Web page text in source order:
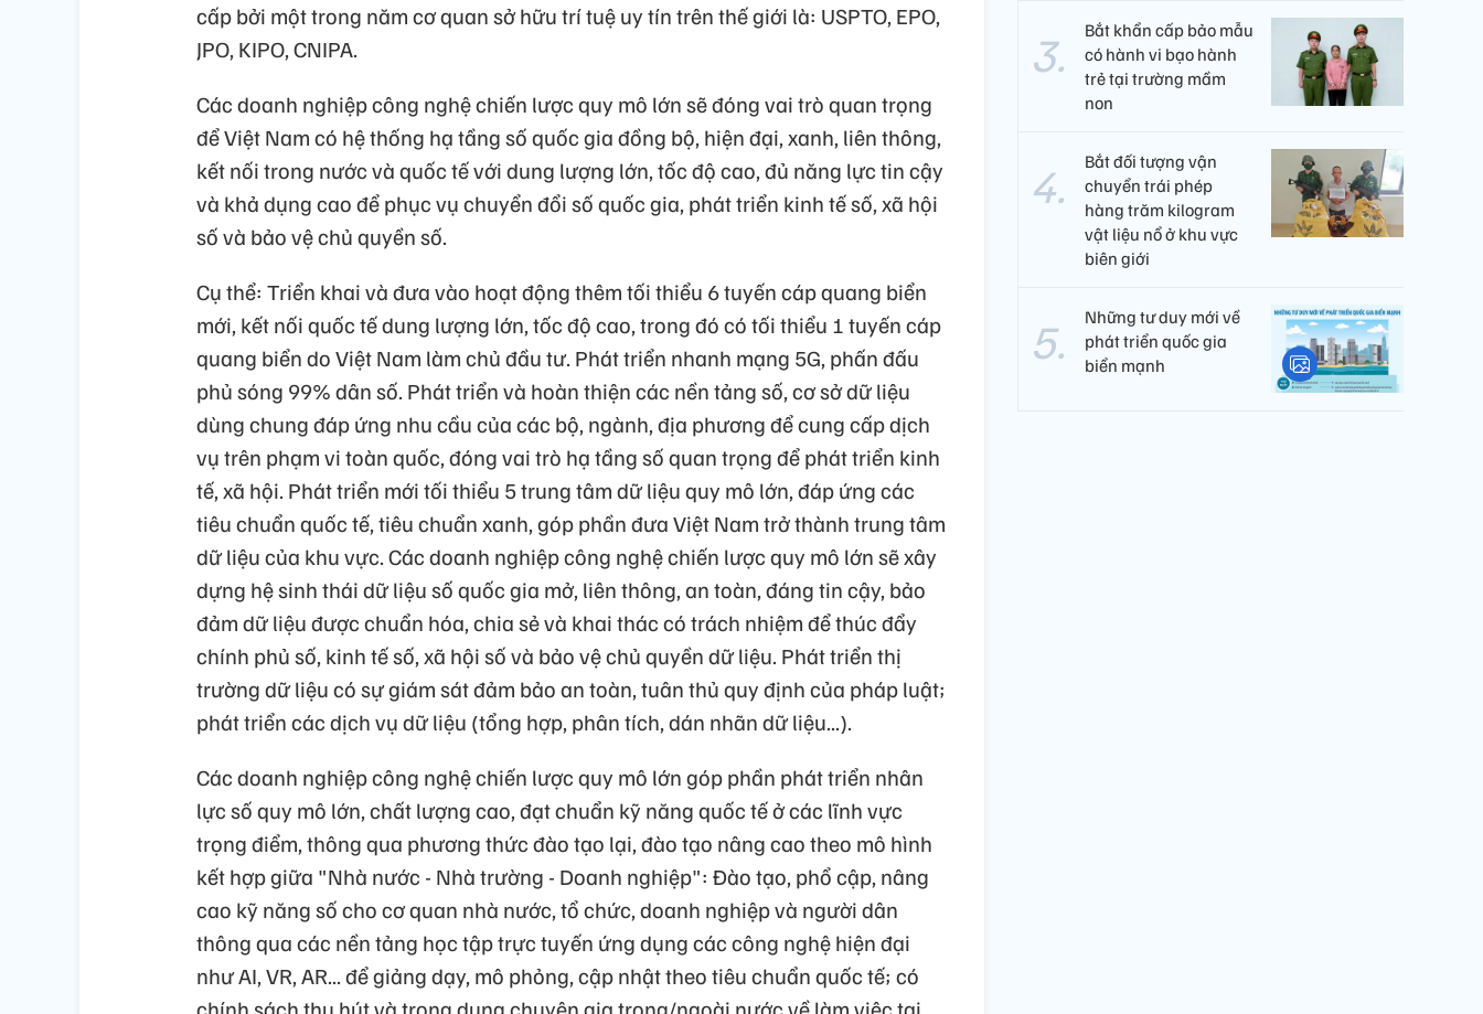
cấp bởi một trong năm cơ quan sở hữu trí tuệ uy tín trên thế giới là: USPTO, EPO,
JPO, KIPO, CNIPA.
Các doanh nghiệp công nghệ chiến lược quy mô lớn sẽ đóng vai trò quan trọng
để Việt Nam có hệ thống hạ tầng số quốc gia đồng bộ, hiện đại, xanh, liên thông,
kết nối trong nước và quốc tế với dung lượng lớn, tốc độ cao, đủ năng lực tin cậy
và khả dụng cao để phục vụ chuyển đổi số quốc gia, phát triển kinh tế số, xã hội
số và bảo vệ chủ quyền số.
Cụ thể: Triển khai và đưa vào hoạt động thêm tối thiểu 6 tuyến cáp quang biển
mới, kết nối quốc tế dung lượng lớn, tốc độ cao, trong đó có tối thiểu 1 tuyến cáp
quang biển do Việt Nam làm chủ đầu tư. Phát triển nhanh mạng 5G, phấn đấu
phủ sóng 99% dân số. Phát triển và hoàn thiện các nền tảng số, cơ sở dữ liệu
dùng chung đáp ứng nhu cầu của các bộ, ngành, địa phương để cung cấp dịch
vụ trên phạm vi toàn quốc, đóng vai trò hạ tầng số quan trọng để phát triển kinh
tế, xã hội. Phát triển mới tối thiểu 5 trung tâm dữ liệu quy mô lớn, đáp ứng các
tiêu chuẩn quốc tế, tiêu chuẩn xanh, góp phần đưa Việt Nam trở thành trung tâm
dữ liệu của khu vực. Các doanh nghiệp công nghệ chiến lược quy mô lớn sẽ xây
dựng hệ sinh thái dữ liệu số quốc gia mở, liên thông, an toàn, đáng tin cậy, bảo
đảm dữ liệu được chuẩn hóa, chia sẻ và khai thác có trách nhiệm để thúc đẩy
chính phủ số, kinh tế số, xã hội số và bảo vệ chủ quyền dữ liệu. Phát triển thị
trường dữ liệu có sự giám sát đảm bảo an toàn, tuân thủ quy định của pháp luật;
phát triển các dịch vụ dữ liệu (tổng hợp, phân tích, dán nhãn dữ liệu...).
Các doanh nghiệp công nghệ chiến lược quy mô lớn góp phần phát triển nhân
lực số quy mô lớn, chất lượng cao, đạt chuẩn kỹ năng quốc tế ở các lĩnh vực
trọng điểm, thông qua phương thức đào tạo lại, đào tạo nâng cao theo mô hình
kết hợp giữa "Nhà nước - Nhà trường - Doanh nghiệp": Đào tạo, phổ cập, nâng
cao kỹ năng số cho cơ quan nhà nước, tổ chức, doanh nghiệp và người dân
thông qua các nền tảng học tập trực tuyến ứng dụng các công nghệ hiện đại
như AI, VR, AR... để giảng dạy, mô phỏng, cập nhật theo tiêu chuẩn quốc tế; có
Bắt khẩn cấp bảo mẫu
có hành vi bạo hành
trẻ tại trường mầm
non
Bắt đối tượng vận
chuyển trái phép
hàng trăm kilogram
vật liệu nổ ở khu vực
biên giới
Những tư duy mới về
phát triển quốc gia
biển mạnh